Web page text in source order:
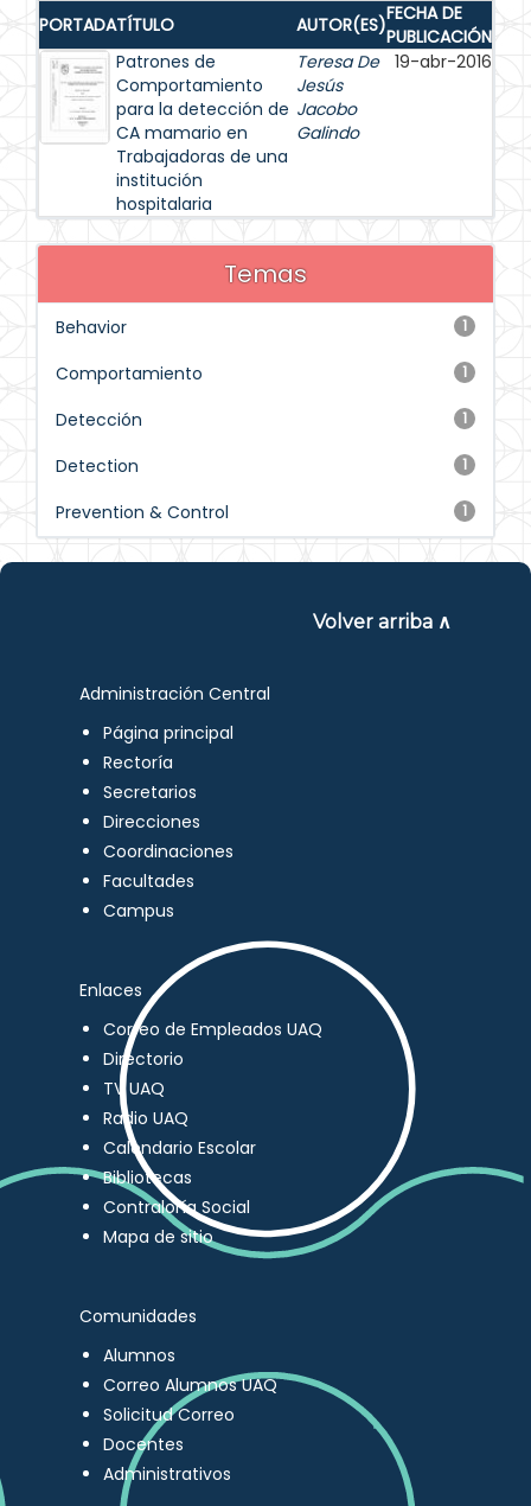
PORTADATÍTULO AUTOR(ES)FECHA DE
PUBLICACIÓN
Patrones de
Comportamiento
para la detección de
CA mamario en
Trabajadoras de una
institución
hospitalaria
Teresa De
Jesús
Jacobo
Galindo
19-abr-2016
Temas
1
Behavior
1
Comportamiento
1
Detección
1
Detection
1
Prevention & Control
Volver arriba ∧
Administración Central
Página principal
Rectoría
Secretarios
Direcciones
Coordinaciones
Facultades
Campus
Enlaces
Correo de Empleados UAQ
Directorio
TV UAQ
Radio UAQ
Calendario Escolar
Bibliotecas
Contraloría Social
Mapa de sitio
Comunidades
Alumnos
Correo Alumnos UAQ
Solicitud Correo
Docentes
Administrativos